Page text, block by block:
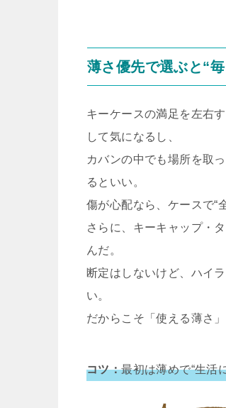
薄さ優先で選ぶと“
キーケースの満足を左右
して気になるし、
カバンの中でも場所を取
るといい。
傷が心配なら、ケースで“
さらに、キーキャップ・
んだ。
断定はしないけど、ハイ
い。
だからこそ「使える薄さ
コツ：最初は薄めで“生活